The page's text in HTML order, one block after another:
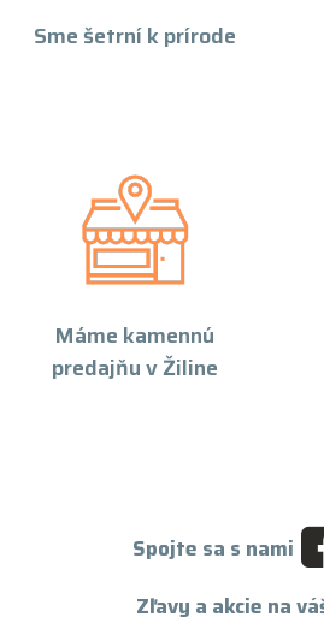
Sme šetrní k prírode
Máme kamennú
predajňu v Žiline
Spojte sa s nami
Zľavy a akcie na